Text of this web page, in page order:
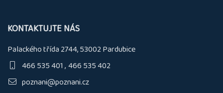
KONTAKTUJTE NÁS
Palackého třída 2744, 53002 Pardubice
466 535 401 466 535 402
poznani@poznani.cz